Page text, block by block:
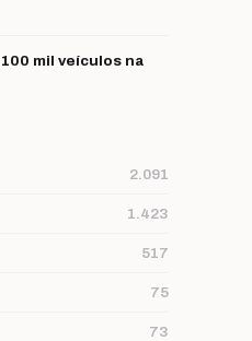
mil veículos na
2.091
1.423
517
75
73